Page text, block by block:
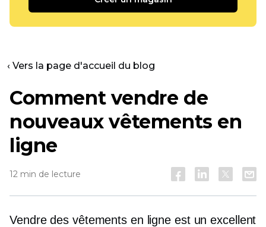
‹ Vers la page d'accueil du blog
Comment vendre de
nouveaux vêtements en
ligne
12 min de lecture
Vendre des vêtements en ligne est un excellent